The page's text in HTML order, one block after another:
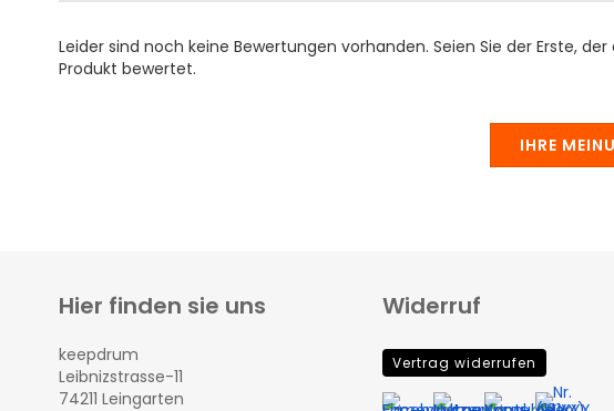
Leider sind noch keine Bewertungen vorhanden. Seien Sie der Erste, der
Produkt bewertet.
IHRE
Hier finden sie uns
keepdrum
Leibnizstrasse-11
74211 Leingarten
Widerruf
Vertrag widerrufen